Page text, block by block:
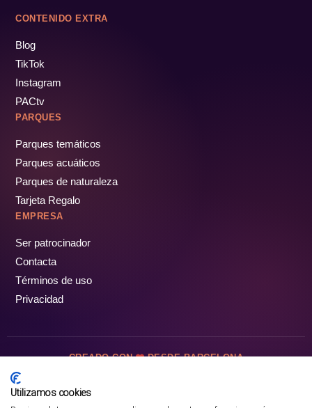
CONTENIDO EXTRA
Blog
TikTok
Instagram
PACtv
PARQUES
Parques temáticos
Parques acuáticos
Parques de naturaleza
Tarjeta Regalo
EMPRESA
Ser patrocinador
Contacta
Términos de uso
Privacidad
CREADO CON DESDE BARCELONA
Utilizamos cookies